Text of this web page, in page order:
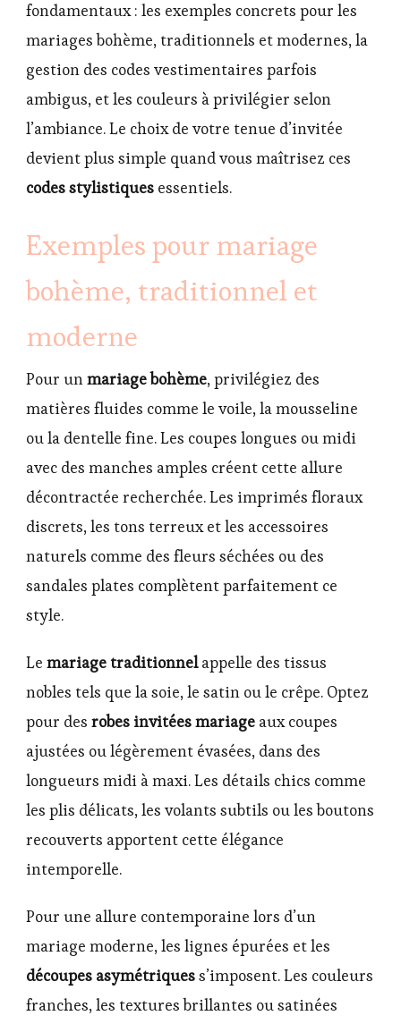
fondamentaux : les exemples concrets pour les
mariages bohème, traditionnels et modernes, la
gestion des codes vestimentaires parfois
ambigus, et les couleurs à privilégier selon
l’ambiance. Le choix de votre tenue d’invitée
devient plus simple quand vous maîtrisez ces
codes stylistiques essentiels.
Exemples pour mariage
bohème, traditionnel et
moderne
Pour unmariage bohème, privilégiez des
matières fluides comme le voile, la mousseline
ou la dentelle fine. Les coupes longues ou midi
avec des manches amples créent cette allure
décontractée recherchée. Les imprimés floraux
discrets, les tons terreux et les accessoires
naturels comme des fleurs séchées ou des
sandales plates complètent parfaitement ce
style.
Le mariage traditionnelappelle des tissus
nobles tels que la soie, le satin ou le crêpe. Optez
pour des robes invitées mariage aux coupes
ajustées ou légèrement évasées, dans des
longueurs midi à maxi. Les détails chics comme
les plis délicats, les volants subtils ou les boutons
recouverts apportent cette élégance
intemporelle.
Pour une allure contemporaine lors d’un
mariage moderne, les lignes épurées et les
découpes asymétriquess’imposent. Les couleurs
franches, les textures brillantes ou satinées